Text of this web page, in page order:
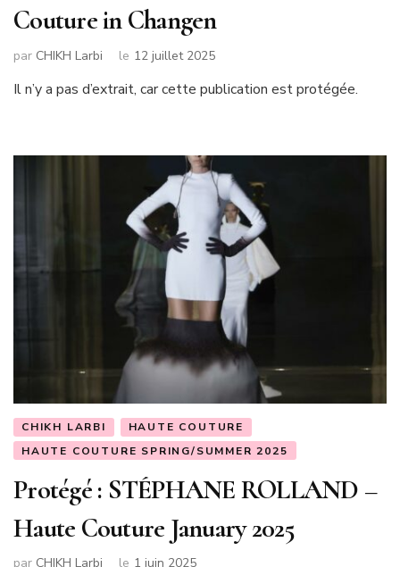
Couture in Changen
par CHIKH Larbi le 12 juillet 2025
Il n’y a pas d’extrait, car cette publication est protégée.
CHIKH LARBI
HAUTE COUTURE
HAUTE COUTURE SPRING/SUMMER 2025
Protégé : STÉPHANE ROLLAND –
Haute Couture January 2025
par CHIKH Larbi le 1 juin 2025